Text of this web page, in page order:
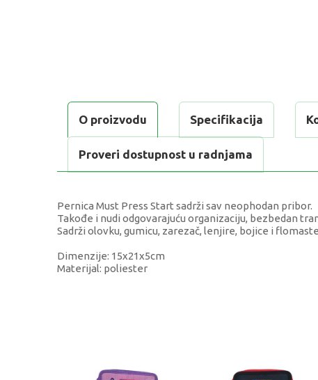
O proizvodu Specifikacija
Proveri dostupnost u radnjama
Pernica Must Press Start sadrži sav neophodan pribor.
Takođe i nudi odgovarajuću organizaciju, bezbedan
Sadrži olovku, gumicu, zarezač, lenjire, bojice i
Dimenzije: 15x21x5cm
Materijal: poliester